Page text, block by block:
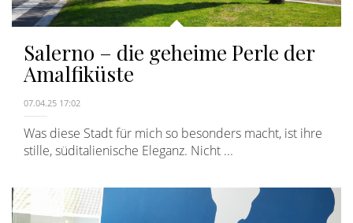
Salerno – die geheime Perle der
Amalfiküste
07.04.25 17:02
Was diese Stadt für mich so besonders macht, ist ihre
stille, süditalienische Eleganz. Nicht ...